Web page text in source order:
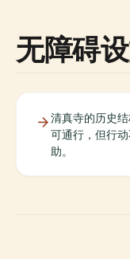
无障碍
清真寺的历史
可通行，但行
助。